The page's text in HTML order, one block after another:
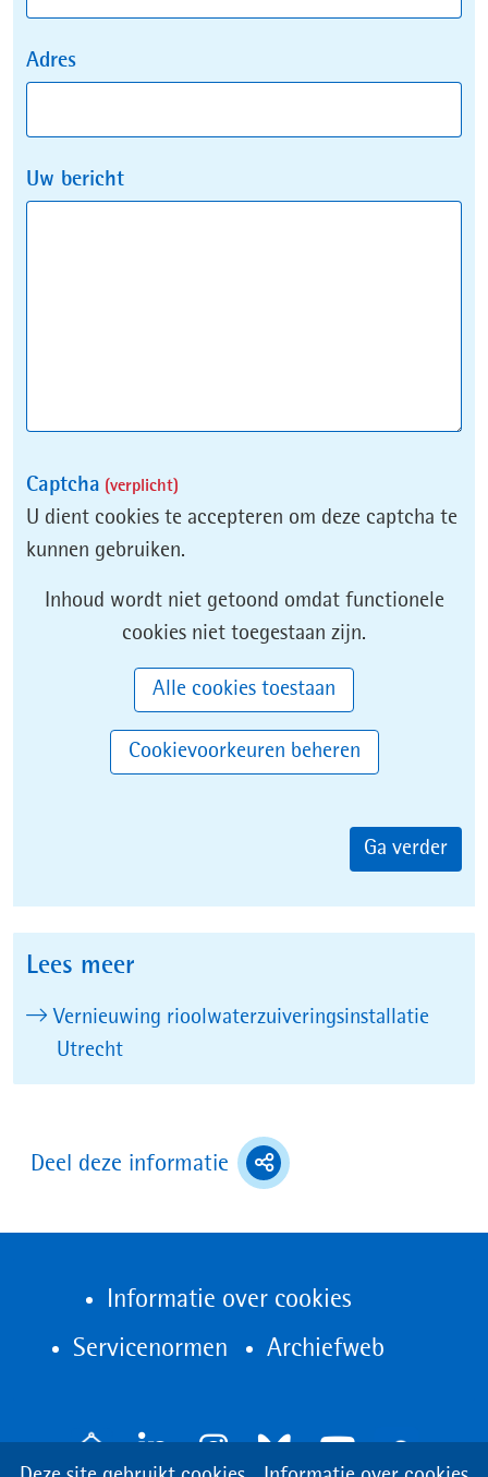
Adres
Uw bericht
Captcha (verplicht)
U dient cookies te accepteren om deze captcha te
kunnen gebruiken.
Cookies
toestaan?
Inhoud wordt niet getoond omdat functionele
cookies niet toegestaan zijn.
Hier
toegestaan
of
Alle cookies toestaan
Cookievoorkeuren beheren
Ga verder
Lees meer
Vernieuwing rioolwaterzuiveringsinstallatie
Utrecht
Deel deze informatie (toont
deel
opties)
Informatie over cookies
Servicenormen
Archiefweb
venster)
V